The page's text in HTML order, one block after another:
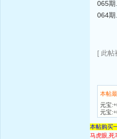
065
064
[ 此帖
本帖
元宝
元宝
本帖购买
马虎眼,死